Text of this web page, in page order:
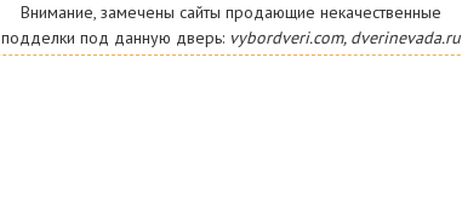
Внимание, замечены сайты продающие некачественные
подделки под данную дверь: vybordveri.com, dverinevada.ru